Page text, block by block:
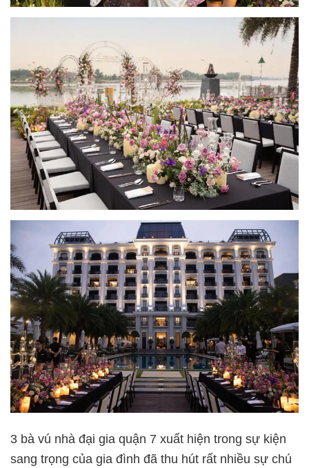
3 bà vú nhà đại gia quận 7 xuất hiện trong sự kiện
sang trọng của gia đình đã thu hút rất nhiều sự chú